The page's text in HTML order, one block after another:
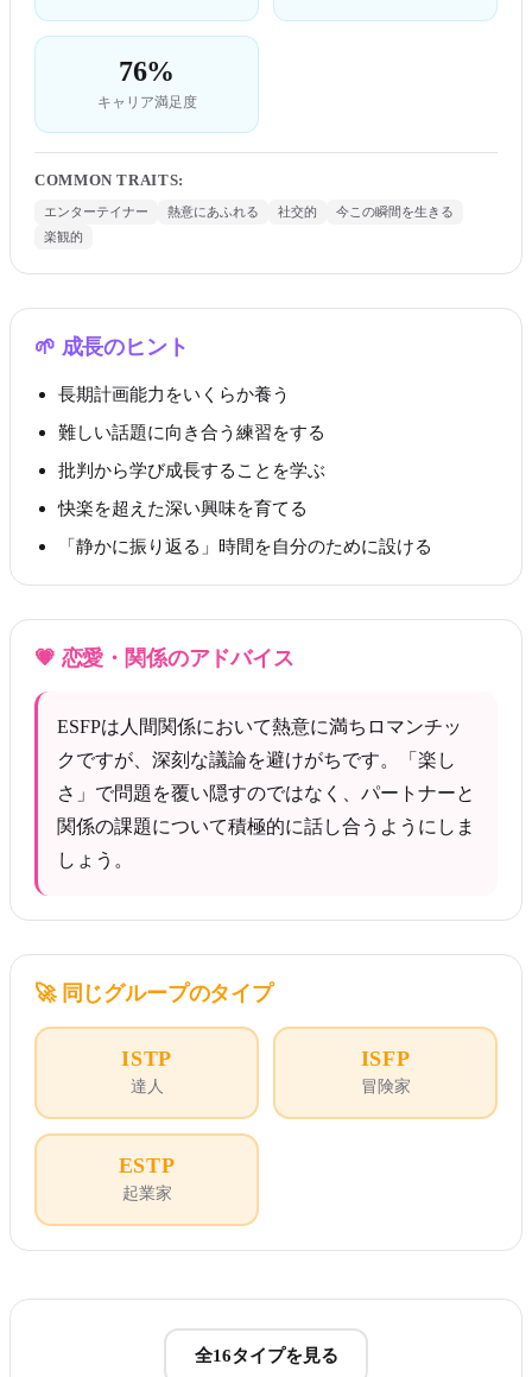
76%
キャリア満足度
COMMON TRAITS:
エンターテイナー 熱意にあふれる 社交的
今この瞬間を生きる
楽観的
🌱 成長のヒント
長期計画能力をいくらか養う
難しい話題に向き合う練習をする
批判から学び成長することを学ぶ
快楽を超えた深い興味を育てる
「静かに振り返る」時間を自分のために設ける
💗 恋愛・関係のアドバイス
ESFPは人間関係において熱意に満ちロマンチッ
クですが、深刻な議論を避けがちです。「楽し
さ」で問題を覆い隠すのではなく、パートナーと
関係の課題について積極的に話し合うようにしま
しょう。
🚀 同じグループのタイプ
ISTP
達人
ISFP
冒険家
ESTP
起業家
全16タイプを見る